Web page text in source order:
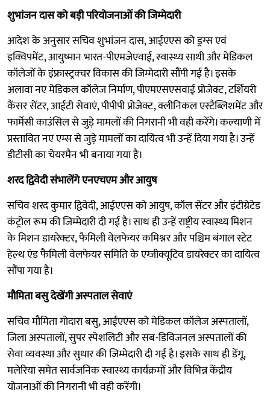
शुभांजन दास को बड़ी परियोजनाओं की जिम्मेदारी
आदेश के अनुसार सचिव शुभांजन दास, आईएएस को ड्रग्स एवं
इक्विपमेंट, आयुष्मान भारत-पीएमजेएवाई, स्वास्थ्य साथी और मेडिकल
कॉलेजों के इंफ्रास्ट्रक्चर विकास की जिम्मेदारी सौंपी गई है। इसके
अलावा नए मेडिकल कॉलेज निर्माण, पीएमएसएसवाई प्रोजेक्ट, टर्शियरी
कैंसर सेंटर, आईटी सेवाएं, पीपीपी प्रोजेक्ट, क्लीनिकल एस्टैब्लिशमेंट और
फार्मेसी काउंसिल से जुड़े मामलों की निगरानी भी वही करेंगे। कल्याणी में
प्रस्तावित नए एम्स से जुड़े मामलों का दायित्व भी उन्हें दिया गया है। उन्हें
डीटीसी का चेयरमैन भी बनाया गया है।
शरद द्विवेदी संभालेंगे एनएचएम और आयुष
सचिव शरद कुमार द्विवेदी, आईएएस को आयुष, कॉल सेंटर और इंटीग्रेटेड
कंट्रोल रूम की जिम्मेदारी दी गई है। साथ ही उन्हें राष्ट्रीय स्वास्थ्य मिशन
के मिशन डायरेक्टर, फैमिली वेलफेयर कमिश्नर और पश्चिम बंगाल स्टेट
हेल्थ एंड फैमिली वेलफेयर समिति के एग्जीक्यूटिव डायरेक्टर का दायित्व
सौंपा गया है।
मौमिता बसु देखेंगी अस्पताल सेवाएं
सचिव मौमिता गोदारा बसु, आईएएस को मेडिकल कॉलेज अस्पतालों,
जिला अस्पतालों, सुपर स्पेशलिटी और सब-डिविजनल अस्पतालों की
सेवा व्यवस्था और सुधार की जिम्मेदारी दी गई है। इसके साथ ही डेंगू,
मलेरिया समेत सार्वजनिक स्वास्थ्य कार्यक्रमों और विभिन्न केंद्रीय
योजनाओं की निगरानी भी वही करेंगी।